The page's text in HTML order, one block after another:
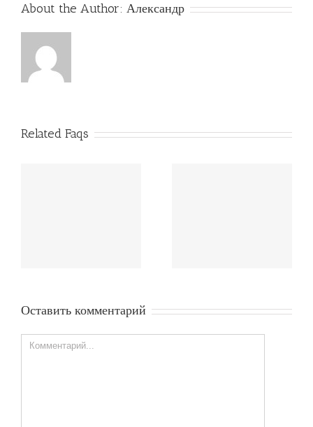
About the Author: Александр
Related Faqs
Оставить комментарий
Comment